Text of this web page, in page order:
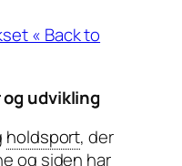
« Back to
udvikling
holdsport, der
og siden har